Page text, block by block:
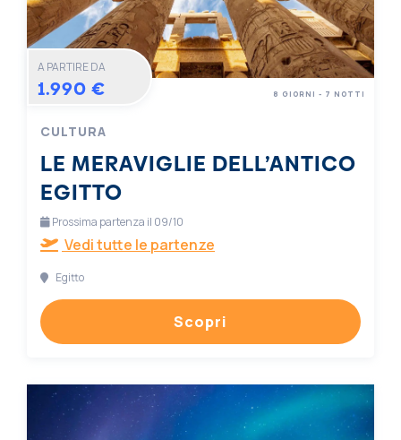
A PARTIRE DA
1.990 €
CULTURA
LE MERAVIGLIE DELL’ANTICO
EGITTO
8 GIORNI - 7 NOTTI
Prossima partenza il 09/10
Vedi tutte le partenze
Egitto
Scopri